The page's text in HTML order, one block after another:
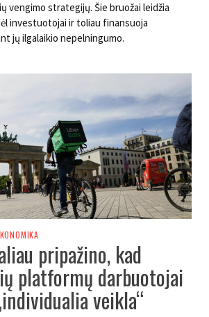
vengimo strategijų. Šie bruožai leidžia
investuotojai ir toliau finansuoja
jų ilgalaikio nepelningumo.
pripažino, kad
platformų darbuotojai
veikla“